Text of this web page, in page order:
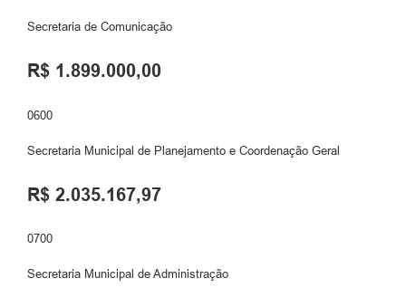
Secretaria de Comunicação
R$ 1.899.000,00
0600
Secretaria Municipal de Planejamento e Coordenação Geral
R$ 2.035.167,97
0700
Secretaria Municipal de Administração